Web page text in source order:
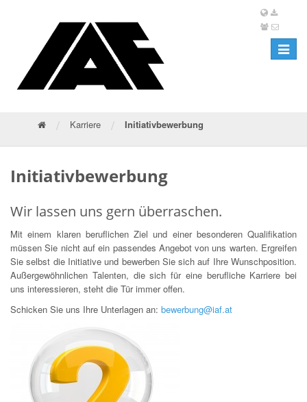
Toggle
/ Karriere / Initiativbewerbung
Initiativbewerbung
Wir lassen uns gern überraschen.
Mit einem klaren beruflichen Ziel und einer besonderen Qualifikation
müssen Sie nicht auf ein passendes Angebot von uns warten. Ergreifen
Sie selbst die Initiative und bewerben Sie sich auf Ihre Wunschposition.
Außergewöhnlichen Talenten, die sich für eine berufliche Karriere bei
uns interessieren, steht die Tür immer offen.
Schicken Sie uns Ihre Unterlagen an: bewerbung@iaf.at